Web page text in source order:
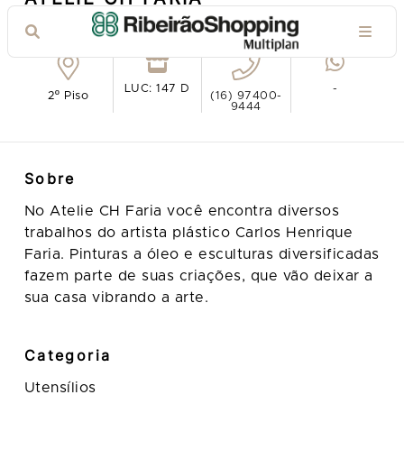
Ver no mapa
2º Piso
LUC: 147 D
(16) 97400-
9444
-
Sobre
No Atelie CH Faria você encontra diversos
trabalhos do artista plástico Carlos Henrique
Faria. Pinturas a óleo e esculturas diversificadas
fazem parte de suas criações, que vão deixar a
sua casa vibrando a arte.
Categoria
Utensílios